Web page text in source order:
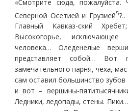
«Смотрите сюда,
Северной Осетией и Грузией5
Главный Кавказ-ский
Высокогорье, исключающее
человека… Оледенелые
представляет собой…
замечательного парня, чеха,
сам оставил большинство
и вот – вершины-
Ледники, ледопады, стены.